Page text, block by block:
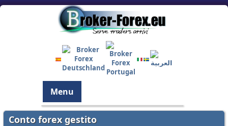
Menu
Conto forex gestito